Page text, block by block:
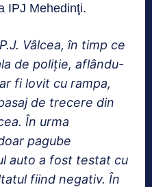
IPJ Mehedinţi.
Vâlcea, în timp ce
de poliţie, aflându-
fi lovit cu rampa,
de trecere din
În urma
pagube
auto a fost testat cu
fiind negativ. În